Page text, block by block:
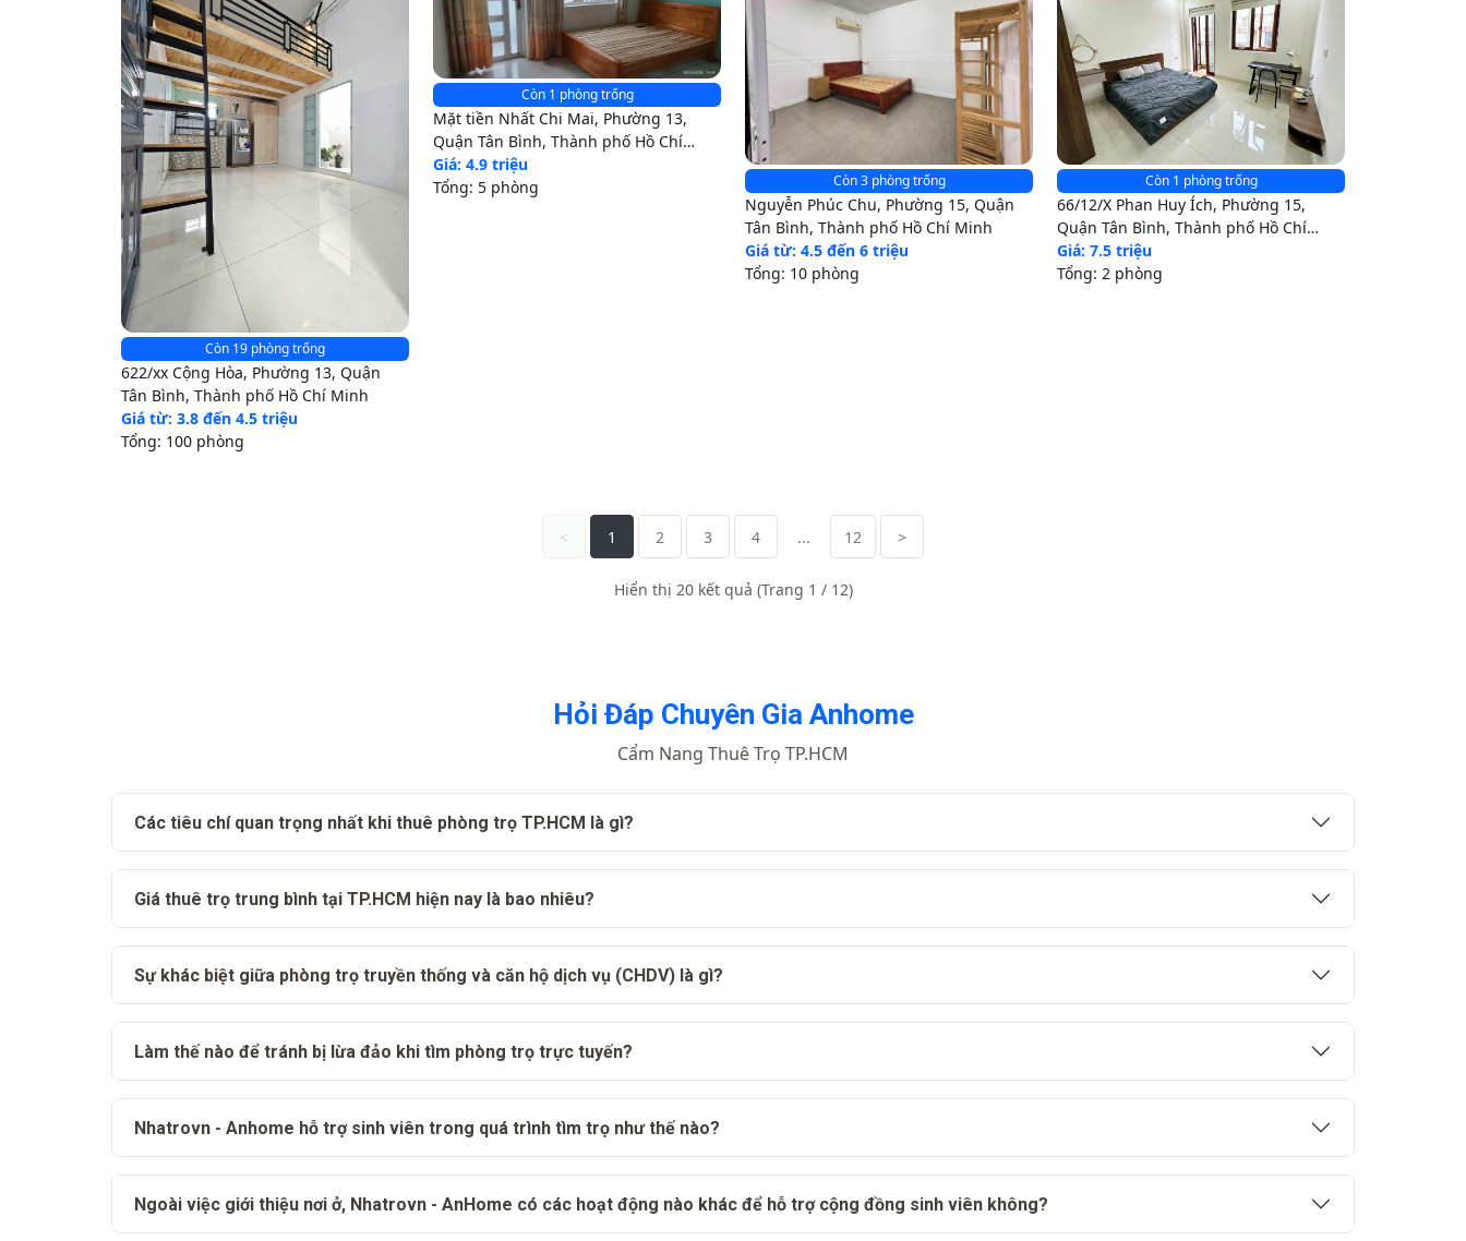
Còn 19 phòng trống
622/xx Cộng Hòa, Phường 13, Quận
Tân Bình, Thành phố Hồ Chí Minh
Giá từ: 3.8 đến 4.5 triệu
Tổng: 100 phòng
Còn 1 phòng trống
Mặt tiền Nhất Chi Mai, Phường 13,
Quận Tân Bình, Thành phố Hồ Chí
Minh
Giá: 4.9 triệu
Tổng: 5 phòng
Còn 3 phòng trống
Nguyễn Phúc Chu, Phường 15, Quận
Tân Bình, Thành phố Hồ Chí Minh
Giá từ: 4.5 đến 6 triệu
Tổng: 10 phòng
Còn 1 phòng trống
66/12/X Phan Huy Ích, Phường 15,
Quận Tân Bình, Thành phố Hồ Chí
Minh
Giá: 7.5 triệu
Tổng: 2 phòng
< 1 2 3 4 ... 12 >
Hiển thị 20 kết quả (Trang 1 / 12)
Hỏi Đáp Chuyên Gia Anhome
Cẩm Nang Thuê Trọ TP.HCM
Các tiêu chí quan trọng nhất khi thuê phòng trọ TP.HCM là gì?
Giá thuê trọ trung bình tại TP.HCM hiện nay là bao nhiêu?
Sự khác biệt giữa phòng trọ truyền thống và căn hộ dịch vụ (CHDV) là gì?
Làm thế nào để tránh bị lừa đảo khi tìm phòng trọ trực tuyến?
Nhatrovn - Anhome hỗ trợ sinh viên trong quá trình tìm trọ như thế nào?
Ngoài việc giới thiệu nơi ở, Nhatrovn - AnHome có các hoạt động nào khác để hỗ trợ cộng đồng sinh viên không?